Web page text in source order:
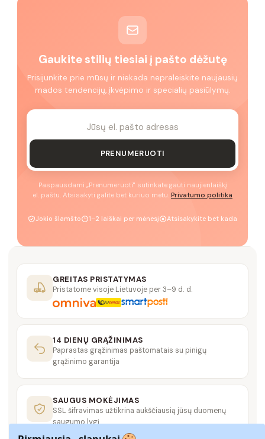
Gaukite stilių tiesiai į pašto dėžutę
Prisijunkite prie mūsų ir niekada nepraleiskite naujausių
mados tendencijų, įkvėpimo ir specialių pasiūlymų.
PRENUMERUOTI
Paspausdami „Prenumeruoti" sutinkate gauti naujienlaiškį
el. paštu. Atsisakyti galite bet kuriuo metu. Privatumo politika
Jokio šlamšto 1–2 laiškai per mėnesį Atsisakykite bet kada
GREITAS PRISTATYMAS
Pristatome visoje Lietuvoje per 3–9 d. d.
14 DIENŲ GRĄŽINIMAS
Paprastas grąžinimas paštomatais su pinigų
grąžinimo garantija
SAUGUS MOKĖJIMAS
SSL šifravimas užtikrina aukščiausią jūsų duomenų
saugumo lygį